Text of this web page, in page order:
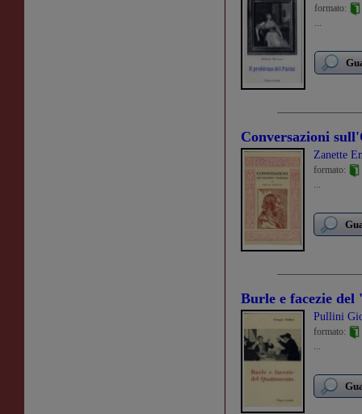
formato:
...
Conversazioni
Zanette
formato:
...
Burle e facezie del
Pullini
formato:
...